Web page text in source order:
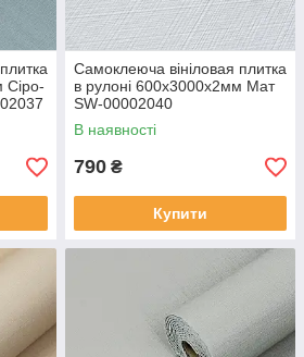
Сіро-
Самоклеюча вініловая плитка
в рулоні 600х3000х2мм Мат
SW-00002040
В наявності
790 ₴
Купити